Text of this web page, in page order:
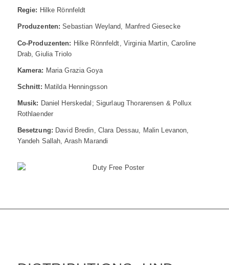
Regie: Hilke Rönnfeldt
Produzenten: Sebastian Weyland, Manfred Giesecke
Co-Produzenten: Hilke Rönnfeldt, Virginia Martin, Caroline
Drab, Giulia Triolo
Kamera: Maria Grazia Goya
Schnitt: Matilda Henningsson
Musik: Daniel Herskedal; Sigurlaug Thorarensen & Pollux
Rothlaender
Besetzung: David Bredin, Clara Dessau, Malin Levanon,
Yandeh Sallah, Arash Marandi